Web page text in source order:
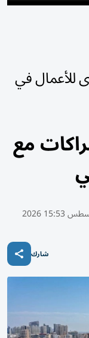
للأعمال في
مع
شارك